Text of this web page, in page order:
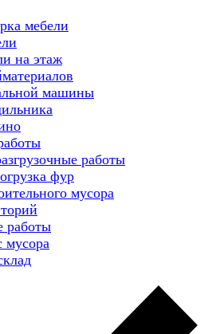
мебели
на этаж
машины
работы
фур
мусора
работы
мусора